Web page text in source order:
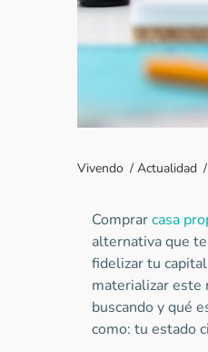
Vivendo / Actualidad /
Comprarcasa
alternativa que
fidelizar tu
materializar este
buscando y qué
como: tu estado